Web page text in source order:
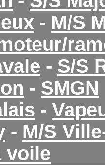
- M/S
- S/S
- SMGN
-
- M/S
voile